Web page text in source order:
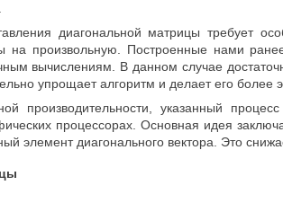
диагональной матрицы требует
на произвольную. Построенные нами
вычислениям. В данном случае
упрощает алгоритм и делает его
производительности, указанный
процессорах. Основная идея
элемент диагонального вектора. Это